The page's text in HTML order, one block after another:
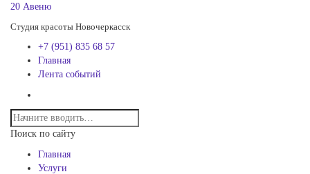
20 Авеню
Студия красоты Новочеркасск
+7 (951) 835 68 57
Главная
Лента событий
Поиск по сайту
Главная
Услуги